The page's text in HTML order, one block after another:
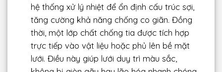
hệ thống xử lý nhiệt để ổn định cấu trúc sợi,
tăng cường khả năng chống co giãn. Đồng
thời, một lớp chất chống tia được tích hợp
trực tiếp vào vật liệu hoặc phủ lên bề mặt
lưới. Điều này giúp lưới duy trì màu sắc,